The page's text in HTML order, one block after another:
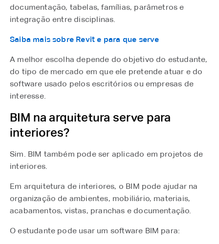
documentação, tabelas, famílias, parâmetros e
integração entre disciplinas.
Saiba mais sobre Revit e para que serve
A melhor escolha depende do objetivo do estudante,
do tipo de mercado em que ele pretende atuar e do
software usado pelos escritórios ou empresas de
interesse.
BIM na arquitetura serve para
interiores?
Sim. BIM também pode ser aplicado em projetos de
interiores.
Em arquitetura de interiores, o BIM pode ajudar na
organização de ambientes, mobiliário, materiais,
acabamentos, vistas, pranchas e documentação.
O estudante pode usar um software BIM para: